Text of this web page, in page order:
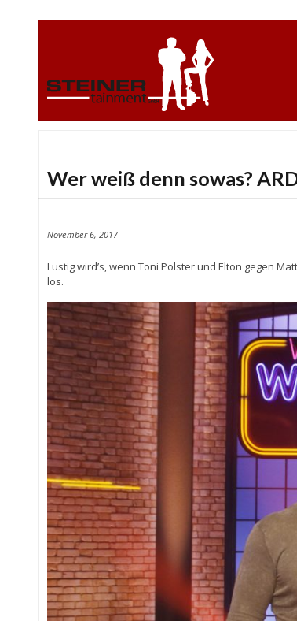
Wer weiß denn sowas?
November 6, 2017
Lustig wird’s, wenn Toni Polster und Elton gegen
los.